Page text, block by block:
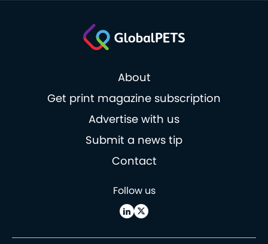
About
Get print magazine subscription
Advertise with us
Submit a news tip
Contact
Follow us